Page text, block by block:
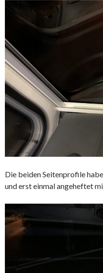
Die beiden Seitenprofile
und erst einmal angeheftet